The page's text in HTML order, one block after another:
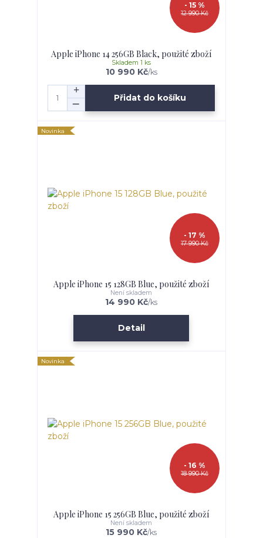
12 990 Kč
- 15 %
Apple iPhone 14 256GB Black, použité zboží
10 990 Kč/ks
Skladem 1 ks
Přidat do košíku
Novinka
17 990 Kč
- 17 %
Apple iPhone 15 128GB Blue, použité zboží
14 990 Kč/ks
Není skladem
Detail
Novinka
18 990 Kč
- 16 %
Apple iPhone 15 256GB Blue, použité zboží
15 990 Kč/ks
Není skladem